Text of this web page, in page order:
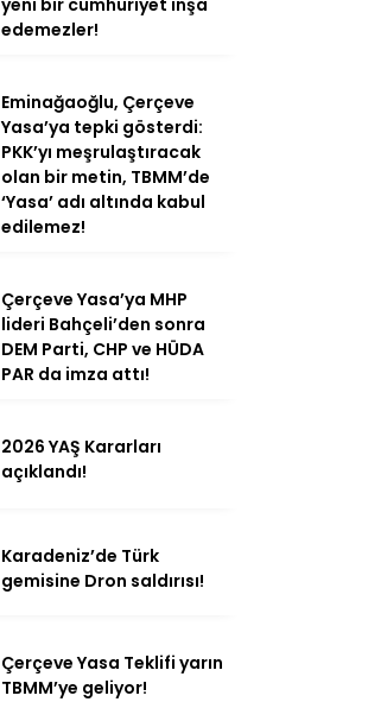
yeni bir cumhuriyet inşa
edemezler!
Eminağaoğlu, Çerçeve
Yasa’ya tepki gösterdi:
PKK’yı meşrulaştıracak
olan bir metin, TBMM’de
‘Yasa’ adı altında kabul
edilemez!
Çerçeve Yasa’ya MHP
lideri Bahçeli’den sonra
DEM Parti, CHP ve HÜDA
PAR da imza attı!
2026 YAŞ Kararları
açıklandı!
Karadeniz’de Türk
gemisine Dron saldırısı!
Çerçeve Yasa Teklifi yarın
TBMM’ye geliyor!